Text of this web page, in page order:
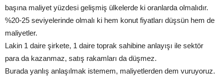
başına maliyet yüzdesi gelişmiş ülkelerde ki oranlarda olmalıdır.
%20-25 seviyelerinde olmalı ki hem konut fiyatları düşsün hem de
maliyetler.
Lakin 1 daire şirkete, 1 daire toprak sahibine anlayışı ile sektör
para da kazanmaz, satış rakamları da düşmez.
Burada yanlış anlaşılmak istemem, maliyetlerden dem vuruyoruz.